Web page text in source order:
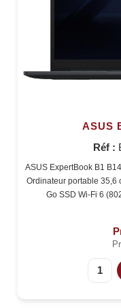
ASUS
Réf :
ASUS ExpertBook B1
Ordinateur portable 35,6
Go SSD Wi-Fi 6